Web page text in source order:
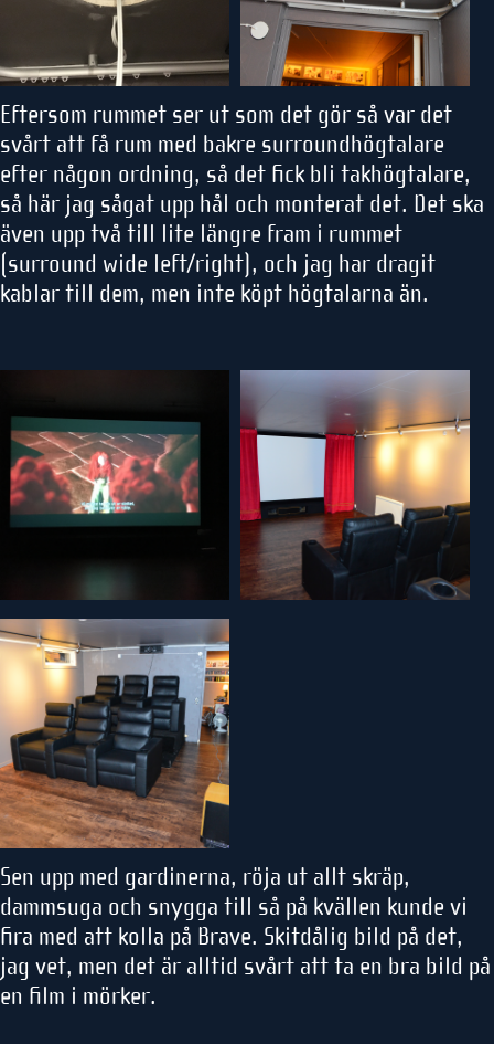
Eftersom rummet ser ut som det gör så var det
svårt att få rum med bakre surroundhögtalare
efter någon ordning, så det fick bli takhögtalare,
så här jag sågat upp hål och monterat det. Det ska
även upp två till lite längre fram i rummet
(surround wide left/right), och jag har dragit
kablar till dem, men inte köpt högtalarna än.
Sen upp med gardinerna, röja ut allt skräp,
dammsuga och snygga till så på kvällen kunde vi
fira med att kolla på Brave. Skitdålig bild på det,
jag vet, men det är alltid svårt att ta en bra bild på
en film i mörker.